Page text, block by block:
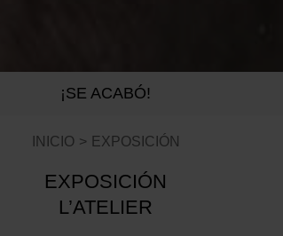
¡SE ACABÓ!
INICIO EXPOSICIÓN
EXPOSICIÓN
L’ATELIER